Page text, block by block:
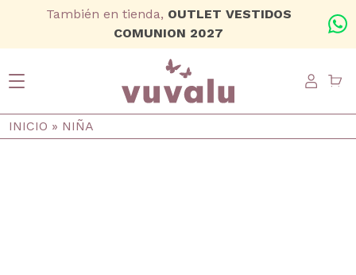
Ir al contenido principal
También en tienda, OUTLET VESTIDOS
COMUNION 2027
Ruta de navegación
INICIO NIÑA